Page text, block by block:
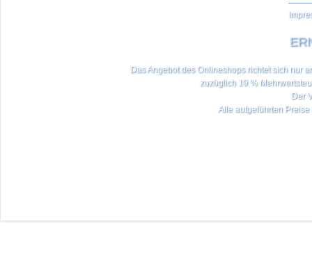
Das Angebot des Onlineshops richtet sich nur
zuzüglich 19 %
Der
Alle aufgeführten